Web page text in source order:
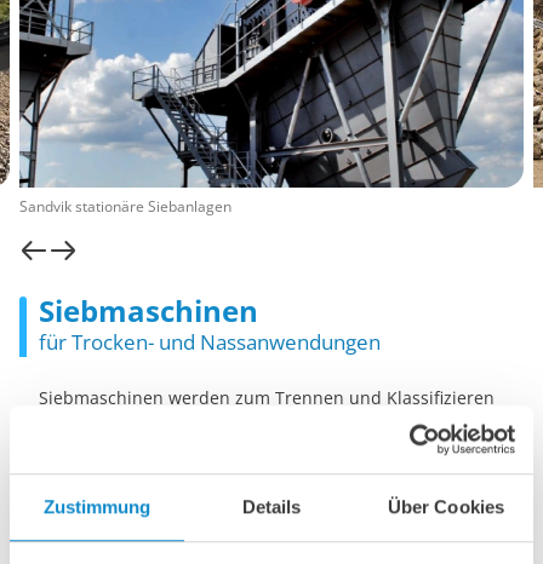
Zustimmung Details Über Cookies
Siebmaschinen
für Trocken- und Nassanwendungen
Siebmaschinen werden zum Trennen und Klassifizieren
unterschiedlich großer Schotter-, Kies- und anderer
Schüttgüter eingesetzt. Sie stellen sicher, dass das
Endprodukt die spezifischen Größenanforderungen für
Bau, Bergbau und andere industrielle Anwendungen
erfüllt.
Sandvik stationäre Siebanlagen